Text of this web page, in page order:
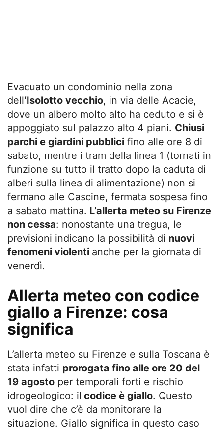
Evacuato un condominio nella zona
dell‘Isolotto vecchio, in via delle Acacie,
dove un albero molto alto ha ceduto e si è
appoggiato sul palazzo alto 4 piani. Chiusi
parchi e giardini pubblici fino alle ore 8 di
sabato, mentre i tram della linea 1 (tornati in
funzione su tutto il tratto dopo la caduta di
alberi sulla linea di alimentazione) non si
fermano alle Cascine, fermata sospesa fino
a sabato mattina. L’allerta meteo su Firenze
non cessa: nonostante una tregua, le
previsioni indicano la possibilità di nuovi
fenomeni violenti anche per la giornata di
venerdì.
Allerta meteo con codice
giallo a Firenze: cosa
significa
L’allerta meteo su Firenze e sulla Toscana è
stata infatti prorogata fino alle ore 20 del
19 agosto per temporali forti e rischio
idrogeologico: il codice è giallo. Questo
vuol dire che c’è da monitorare la
situazione. Giallo significa in questo caso